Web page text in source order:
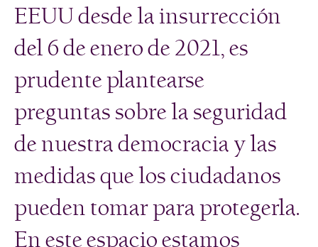
EEUU desde la insurrección
del 6 de enero de 2021, es
prudente plantearse
preguntas sobre la seguridad
de nuestra democracia y las
medidas que los ciudadanos
pueden tomar para protegerla.
En este espacio estamos